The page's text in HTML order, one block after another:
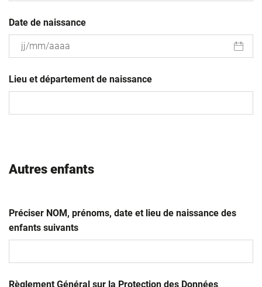
Date de naissance
slash
MM
Lieu et département de naissance
Autres enfants
Préciser NOM, prénoms, date et lieu de naissance des
enfants suivants
Règlement Général sur la Protection des Données